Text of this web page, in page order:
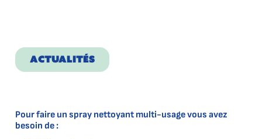
ACTUALITÉS
Pour faire un spray nettoyant multi-usage vous avez
besoin de :